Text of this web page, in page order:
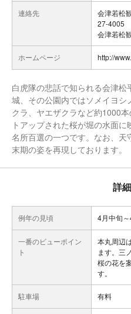
連絡先
会津若松
27-4005
会津若松
ホームページ http://
白虎隊の悲話で知られる会津
城、その公園内ではソメイヨ
クラ、ヤエザクラなど約1000
トアップされた桜が堀の水面
名所百選の一つです。なお、
末期の姿を再現しております。
詳
例年の見頃 4月中旬
一番のビューポイン
ト
本丸周辺
ます。三
桜の花を
す。
駐車場 有料